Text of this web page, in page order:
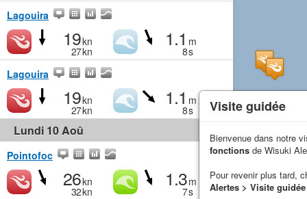
Lagouira
19kn
27kn
1.1 m
8s
Lagouira
19kn
27kn
1.1 m
8s
Lundi 10 Aoû
Pointofoc
26kn
32kn
1.3m
7s
Visite guidée
Bienvenue dans notre
fonctions de Wisuki
Pour revenir plus tard,
Alertes > Visite guidée